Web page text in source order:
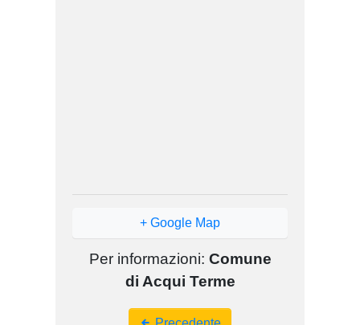
+ Google Map
Per informazioni: Comune
di Acqui Terme